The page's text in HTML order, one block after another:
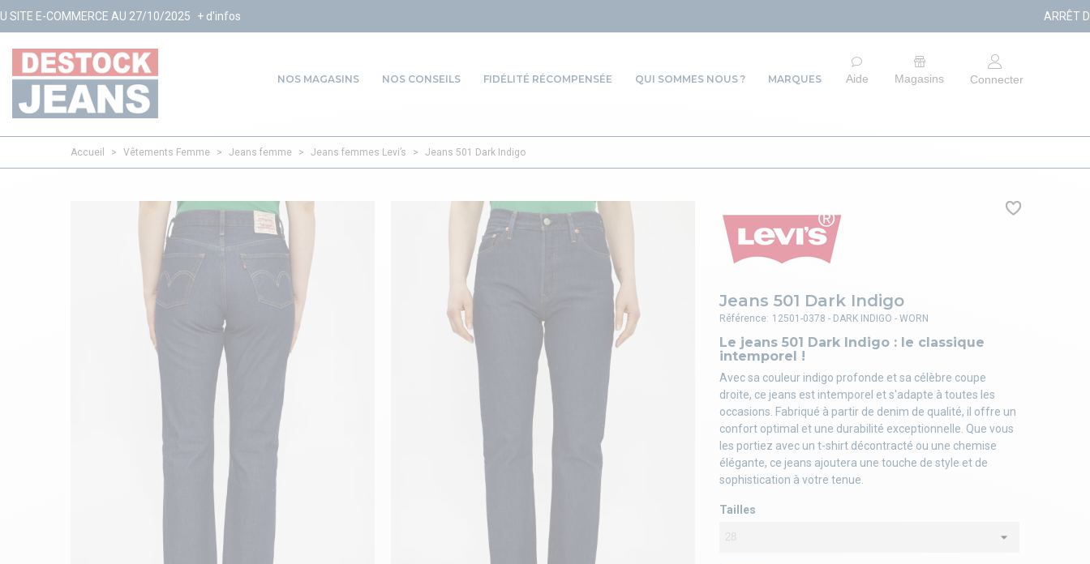
AU 27/10/2025 + d'infos ARRÊT DU SITE E-
NOS MAGASINS NOS CONSEILS FIDÉLITÉ RÉCOMPENSÉE QUI SOMMES NOUS ? MARQUES Aide Magasins Connecter
Accueil > Vêtements Femme > Jeans femme > Jeans femmes Levi’s > Jeans 501 Dark Indigo
Jeans 501 Dark Indigo
Le jeans 501 Dark Indigo : le classique
intemporel !
Avec sa couleur indigo profonde et sa célèbre coupe
droite, ce jeans est intemporel et s'adapte à toutes les
occasions. Fabriqué à partir de denim de qualité, il offre un
confort optimal et une durabilité exceptionnelle. Que vous
les portiez avec un t-shirt décontracté ou une chemise
élégante, ce jeans ajoutera une touche de style et de
sophistication à votre tenue.
Tailles
Référence: 12501-0378 - DARK INDIGO - WORN